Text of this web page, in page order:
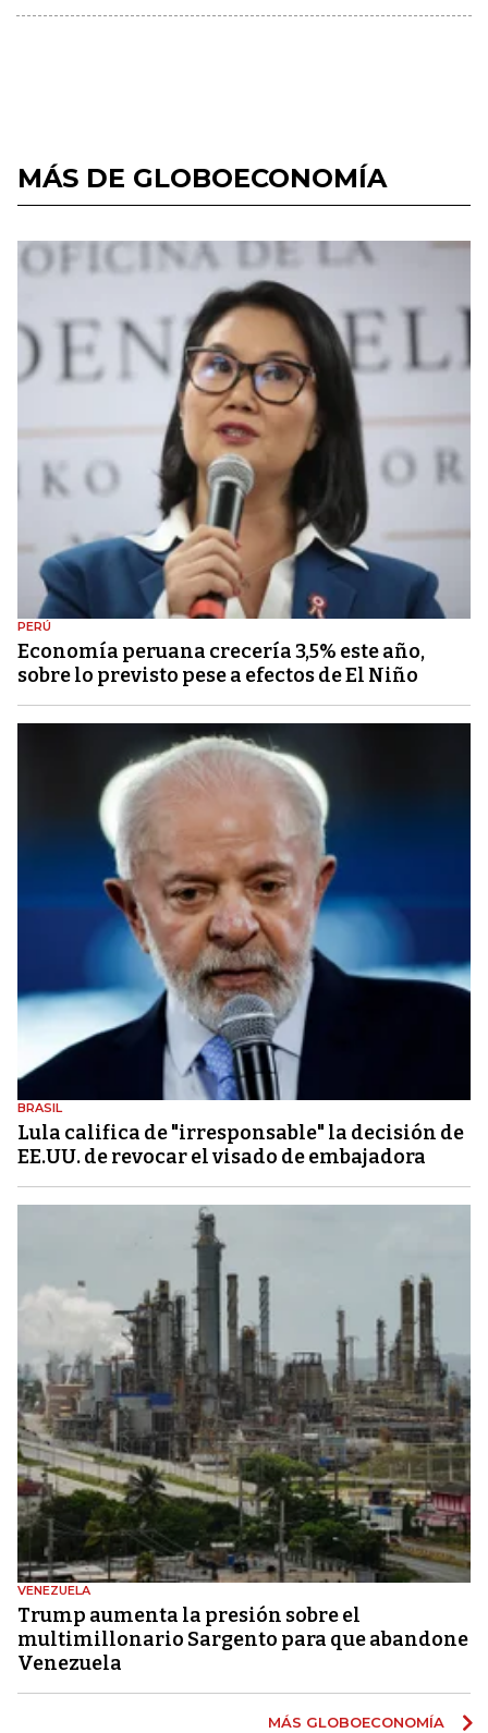
MÁS DE GLOBOECONOMÍA
PERÚ
Economía peruana crecería 3,5% este año,
sobre lo previsto pese a efectos de El Niño
BRASIL
Lula califica de "irresponsable" la decisión de
EE.UU. de revocar el visado de embajadora
VENEZUELA
Trump aumenta la presión sobre el
multimillonario Sargento para que abandone
Venezuela
MÁS GLOBOECONOMÍA